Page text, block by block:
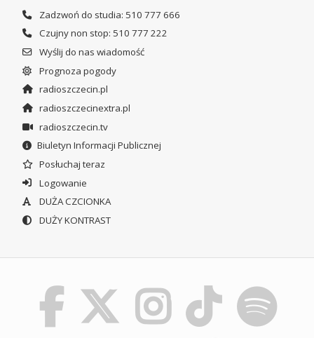
Zadzwoń do studia: 510 777 666
Czujny non stop: 510 777 222
Wyślij do nas wiadomość
Prognoza pogody
radioszczecin.pl
radioszczecinextra.pl
radioszczecin.tv
Biuletyn Informacji Publicznej
Posłuchaj teraz
Logowanie
DUŻA CZCIONKA
DUŻY KONTRAST